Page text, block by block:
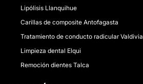
Lipólisis Llanquihue
Carillas de composite Antofagasta
Tratamiento de conducto radicular Valdivia
Limpieza dental Elqui
Remoción dientes Talca